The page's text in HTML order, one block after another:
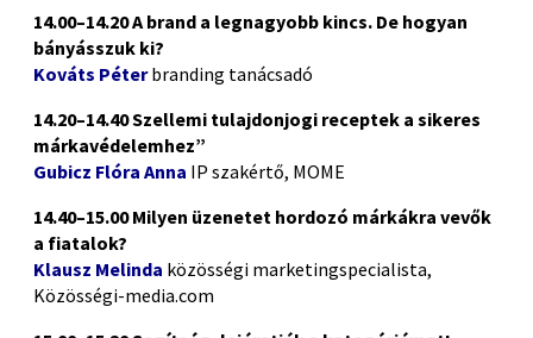
14.00–14.20 A brand a legnagyobb kincs. De hogyan
bányásszuk ki?
Kováts Péter branding tanácsadó
14.20–14.40 Szellemi tulajdonjogi receptek a sikeres
márkavédelemhez”
Gubicz Flóra Anna IP szakértő, MOME
14.40–15.00 Milyen üzenetet hordozó márkákra vevők
a fiatalok?
Klausz Melinda közösségi marketingspecialista,
Közösségi-media.com